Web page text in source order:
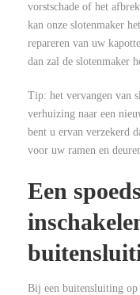
vorstschade of het
kan onze slotenmaker
repareren van uw
dan zal de slotenmaker
Tip: het vervangen van
verhuizing naar een
bent u ervan verzekerd
voor uw ramen en
Een
Bij een buitensluiting